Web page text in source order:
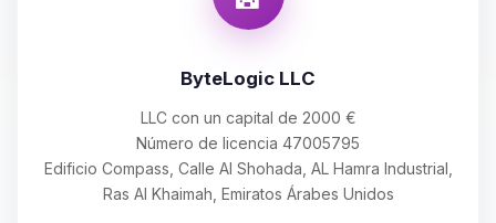
ByteLogic LLC
LLC con un capital de 2000 €
Número de licencia 47005795
Edificio Compass, Calle Al Shohada, AL Hamra Industrial,
Ras Al Khaimah, Emiratos Árabes Unidos